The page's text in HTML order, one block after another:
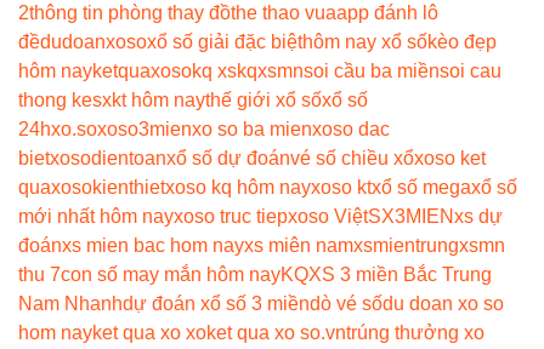
2thông tin phòng thay đồthe thao vuaapp đánh lô
đềdudoanxosoxổ số giải đặc biệthôm nay xổ sốkèo đẹp
hôm nayketquaxosokq xskqxsmnsoi cầu ba miềnsoi cau
thong kesxkt hôm naythế giới xổ sốxổ số
24hxo.soxoso3mienxo so ba mienxoso dac
bietxosodientoanxổ số dự đoánvé số chiều xổxoso ket
quaxosokienthietxoso kq hôm nayxoso ktxổ số megaxổ số
mới nhất hôm nayxoso truc tiepxoso ViệtSX3MIENxs dự
đoánxs mien bac hom nayxs miên namxsmientrungxsmn
thu 7con số may mắn hôm nayKQXS 3 miền Bắc Trung
Nam Nhanhdự đoán xổ số 3 miềndò vé sốdu doan xo so
hom nayket qua xo xoket qua xo so.vntrúng thưởng xo